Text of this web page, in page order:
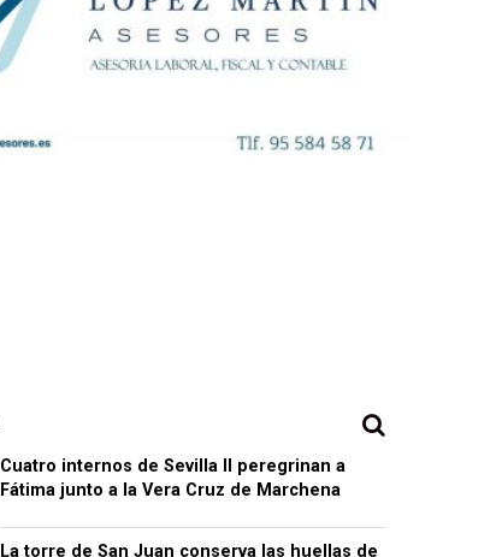
Cuatro internos de Sevilla II peregrinan a
Fátima junto a la Vera Cruz de Marchena
La torre de San Juan conserva las huellas de